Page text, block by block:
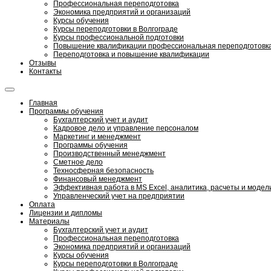
Профессиональная переподготовка
Экономика предприятий и организаций
Курсы обучения
Курсы переподготовки в Волгограде
Курсы профессиональной подготовки
Повышение квалификации профессиональная
Переподготовка и повышение квалификации
Отзывы
Контакты
Главная
Программы обучения
Бухгалтерский учет и аудит
Кадровое дело и управление персоналом
Маркетинг и менеджмент
Программы обучения
Производственный менеджмент
Сметное дело
Техносферная безопасность
Финансовый менеджмент
Эффективная работа в MS Excel, аналитика, расчеты и
Управленческий учет на предприятии
Оплата
Лицензии и дипломы
Материалы
Бухгалтерский учет и аудит
Профессиональная переподготовка
Экономика предприятий и организаций
Курсы обучения
Курсы переподготовки в Волгограде